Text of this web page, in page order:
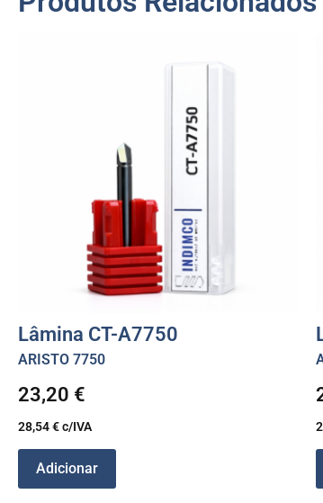
Lâmina CT-A7750
ARISTO 7750
23,20 €
28,54€c/IVA
Adicionar